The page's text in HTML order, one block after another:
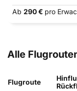
Ab 290 € pro
Alle
Flugroute